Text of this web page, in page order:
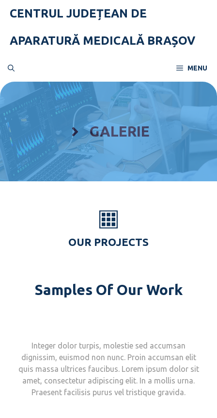
CENTRUL JUDEȚEAN DE
APARATURĂ MEDICALĂ BRAȘOV
MENU
GALERIE
OUR PROJECTS
Samples Of Our Work
Integer dolor turpis, molestie sed accumsan
dignissim, euismod non nunc. Proin accumsan elit
quis massa ultrices faucibus. Lorem ipsum dolor sit
amet, consectetur adipiscing elit. In a mollis urna.
Praesent facilisis purus vel tristique gravida.